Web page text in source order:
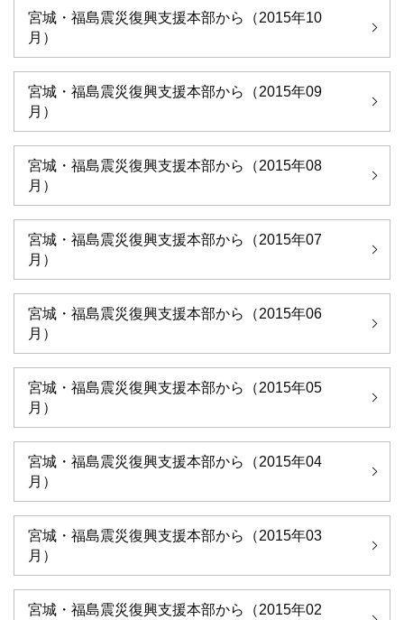
宮城・福島震災復興支援本部から（2015年10
月）
宮城・福島震災復興支援本部から（2015年09
月）
宮城・福島震災復興支援本部から（2015年08
月）
宮城・福島震災復興支援本部から（2015年07
月）
宮城・福島震災復興支援本部から（2015年06
月）
宮城・福島震災復興支援本部から（2015年05
月）
宮城・福島震災復興支援本部から（2015年04
月）
宮城・福島震災復興支援本部から（2015年03
月）
宮城・福島震災復興支援本部から（2015年02